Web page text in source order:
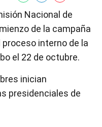
Nacional de
de la campaña
interno de la
el 22 de octubre.
inician
presidenciales de